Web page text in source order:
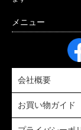
会社概要
お買い物ガイド